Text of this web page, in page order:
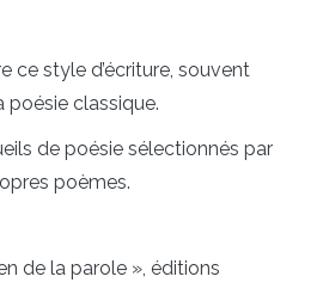
ce style d’écriture, souvent
poésie classique.
de poésie sélectionnés par
poèmes.
de la parole », éditions